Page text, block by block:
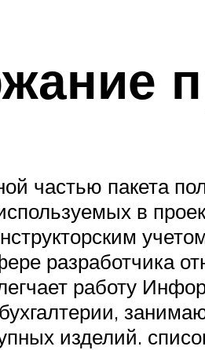
частью пакета
в
разработчика
работу
изделий.